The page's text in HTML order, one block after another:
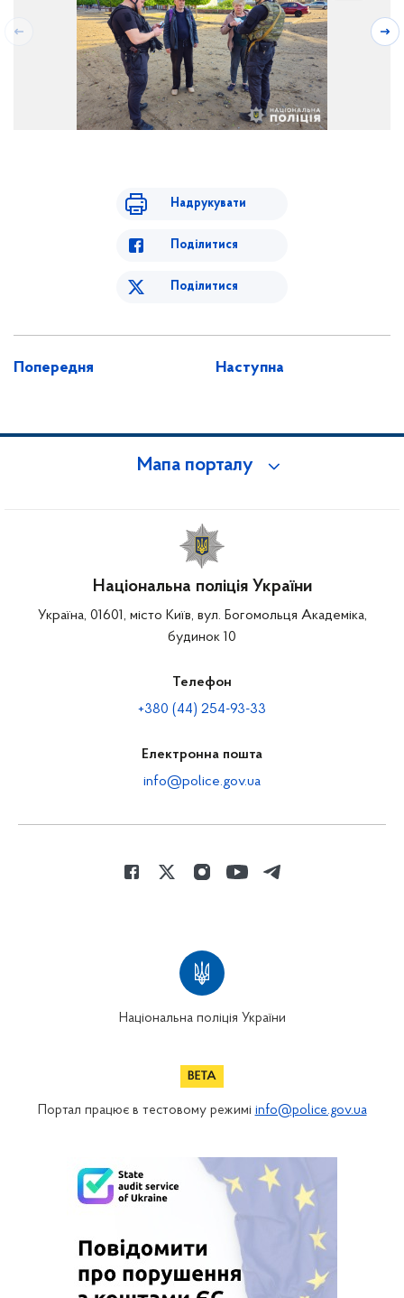
Надрукувати
Поділитися
Поділитися
Попередня Наступна
Мапа порталу
Національна поліція України
Україна, 01601, місто Київ, вул. Богомольця Академіка,
будинок 10
Телефон
+380 (44) 254-93-33
Електронна пошта
info@police.gov.ua
Національна поліція України
Портал працює в тестовому режимі info@police.gov.ua